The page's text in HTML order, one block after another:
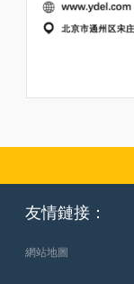
友情鏈接：
網站地圖